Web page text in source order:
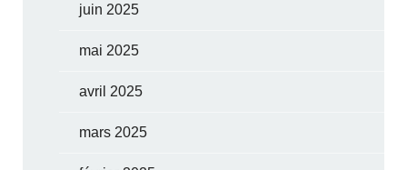
juin 2025
mai 2025
avril 2025
mars 2025